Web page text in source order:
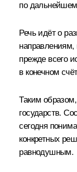
по
Речь идёт о
направлениям,
прежде всего
в конечном
Таким
государств.
сегодня
конкретных
равнодушным.